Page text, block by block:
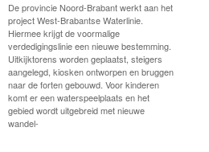
De provincie Noord-Brabant werkt aan het
project West-Brabantse Waterlinie.
Hiermee krijgt de voormalige
verdedigingslinie een nieuwe bestemming.
Uitkijktorens worden geplaatst, steigers
aangelegd, kiosken ontworpen en bruggen
naar de forten gebouwd. Voor kinderen
komt er een waterspeelplaats en het
gebied wordt uitgebreid met nieuwe
wandel-